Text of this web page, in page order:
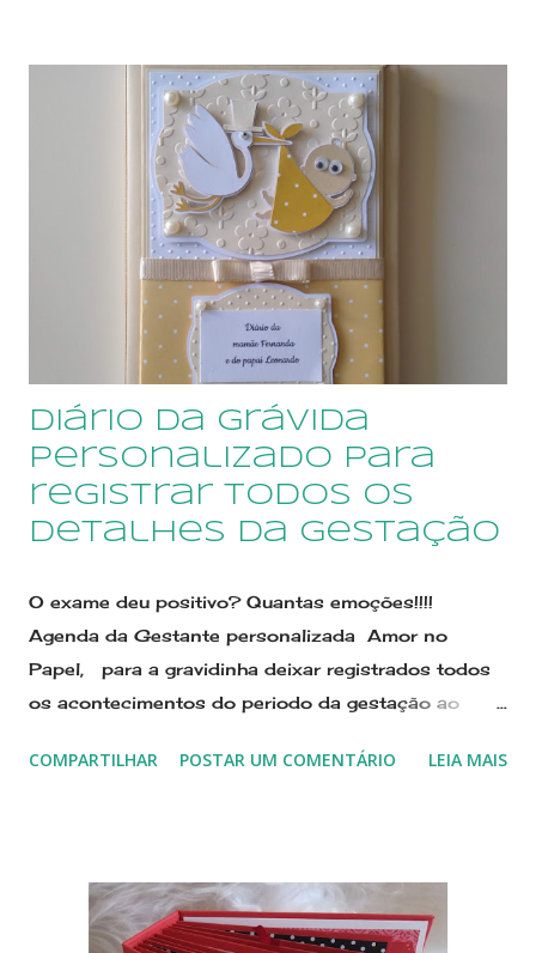
cores e temas que combinem com o enxoval e o
quarto do bebê, para que faça parte da decoração
O primeiro dentinho ficará guardadinho dentro da
caixinha Quer saber de outras opções de
personalização? Me manda uma mensagem por
Diário da grávida
personalizado para
registrar todos os
detalhes da gestação
O exame deu positivo? Quantas emoções!!!!
Agenda da Gestante personalizada Amor no
Papel, para a gravidinha deixar registrados todos
os acontecimentos do periodo da gestação ao
Mamãe é personalizado de uma maneira muito fofa
da Gravidez! Pode ser personalizado em outras
cobinações de cores, e temas a escolha da grávida
COMPARTILHAR POSTAR UM COMENTÁRIO LEIA MAIS